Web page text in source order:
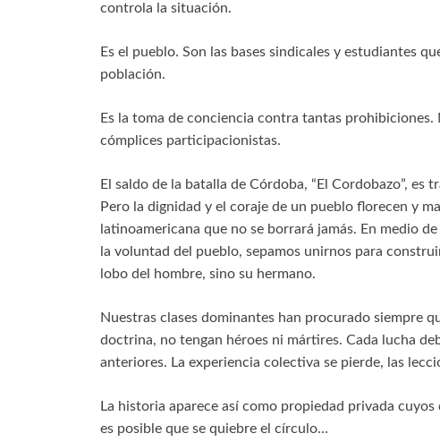
controla la situación.
Es el pueblo. Son las bases sindicales y estudiantes
población.
Es la toma de conciencia contra tantas
cómplices participacionistas.
El saldo de la batalla de Córdoba, “El Cordobazo”,
Pero la dignidad y el coraje de un pueblo florecen y
latinoamericana que no se borrará jamás. En medio
la voluntad del pueblo, sepamos unirnos para
lobo del hombre, sino su hermano.
Nuestras clases dominantes han procurado siempre
doctrina, no tengan héroes ni mártires. Cada lucha
anteriores. La experiencia colectiva se pierde, las
La historia aparece así como propiedad privada
es posible que se quiebre el círculo…